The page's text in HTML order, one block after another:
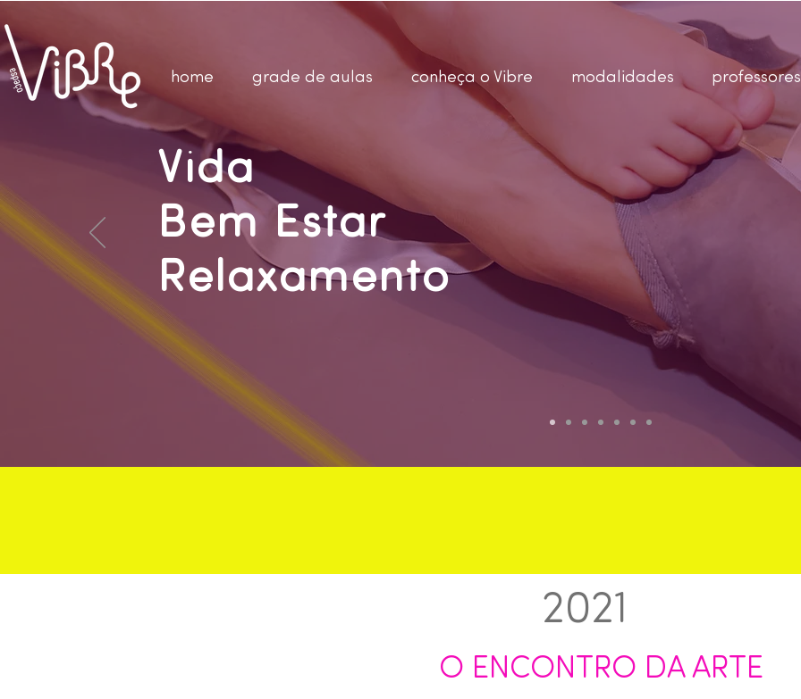
2021
O ENCONTRO DA ARTE
home grade de aulas conheça o Vibre modalidades professores
Vida
Bem Estar
Relaxamento